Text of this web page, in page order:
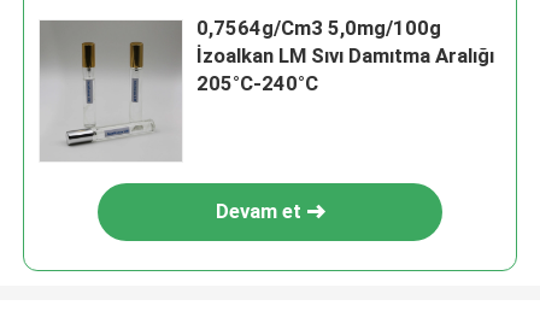
0,7564g/Cm3 5,0mg/100g
İzoalkan LM Sıvı Damıtma Aralığı
205°C-240°C
Devam et